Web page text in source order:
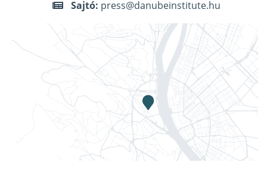
Sajtó: press@danubeinstitute.hu